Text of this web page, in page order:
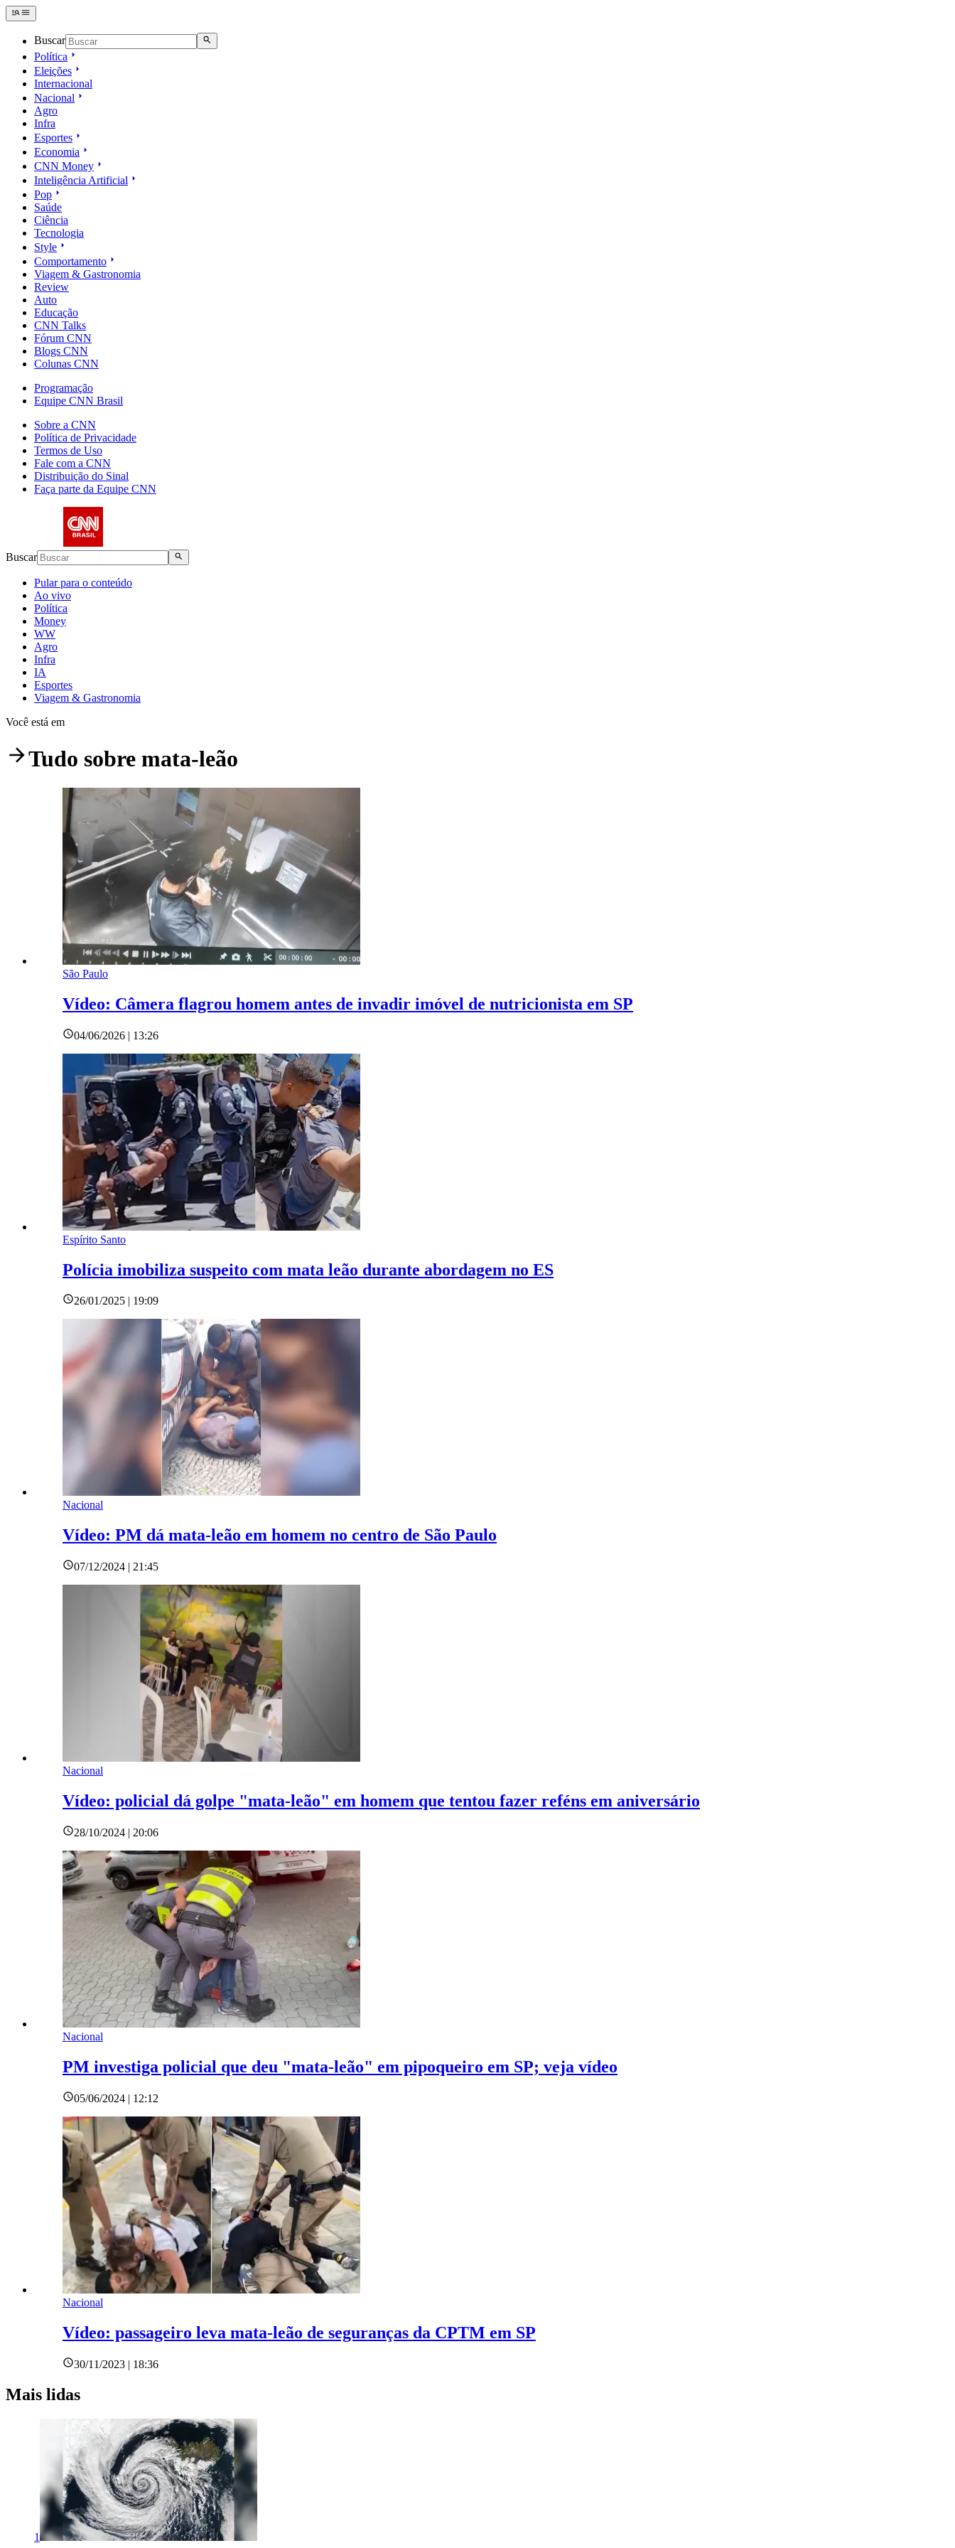
Buscar
Política
Eleições
Internacional
Nacional
Agro
Infra
Esportes
Economia
CNN Money
Inteligência Artificial
Pop
Saúde
Ciência
Tecnologia
Style
Comportamento
Viagem & Gastronomia
Review
Auto
Educação
CNN Talks
Fórum CNN
Blogs CNN
Colunas CNN
Programação
Equipe CNN Brasil
Sobre a CNN
Política de Privacidade
Termos de Uso
Fale com a CNN
Distribuição do Sinal
Faça parte da Equipe CNN
Buscar
Pular para o conteúdo
Ao vivo
Política
Money
WW
Agro
Infra
IA
Esportes
Viagem & Gastronomia
Você está em
Tudo sobre mata-leão
São Paulo
Vídeo: Câmera flagrou homem antes de invadir imóvel de nutricionista em SP
04/06/2026 | 13:26
Espírito Santo
Polícia imobiliza suspeito com mata leão durante abordagem no ES
26/01/2025 | 19:09
Nacional
Vídeo: PM dá mata-leão em homem no centro de São Paulo
07/12/2024 | 21:45
Nacional
Vídeo: policial dá golpe "mata-leão" em homem que tentou fazer reféns em aniversário
28/10/2024 | 20:06
Nacional
PM investiga policial que deu "mata-leão" em pipoqueiro em SP; veja vídeo
05/06/2024 | 12:12
Nacional
Vídeo: passageiro leva mata-leão de seguranças da CPTM em SP
30/11/2023 | 18:36
Mais lidas
1